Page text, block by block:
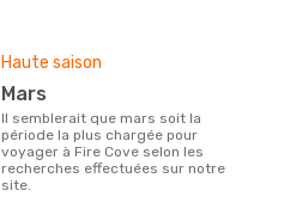
Haute saison
mars
Il semblerait que mars soit la
période la plus chargée pour
voyager à Fire Cove selon les
recherches effectuées sur notre
site.